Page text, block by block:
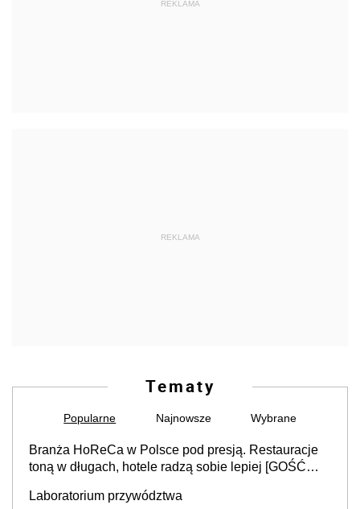
REKLAMA
REKLAMA
Tematy
Popularne Najnowsze Wybrane
Branża HoReCa w Polsce pod presją. Restauracje
toną w długach, hotele radzą sobie lepiej [GOŚĆ
Laboratorium przywództwa